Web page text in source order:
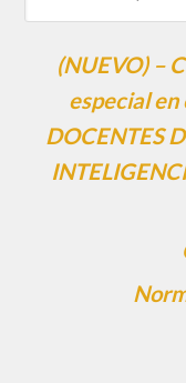
(NUEVO) –
especial en
DOCENTES